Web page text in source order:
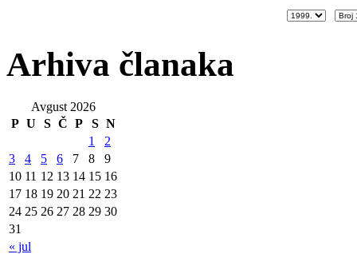
Arhiva članaka
Avgust 2026
P U S Č P S N
« jul
1
2
3
4 5 6 7 8
9
10 11 12 13 14 15 16
17 18 19 20 21 22 23
24 25 26 27 28 29 30
31